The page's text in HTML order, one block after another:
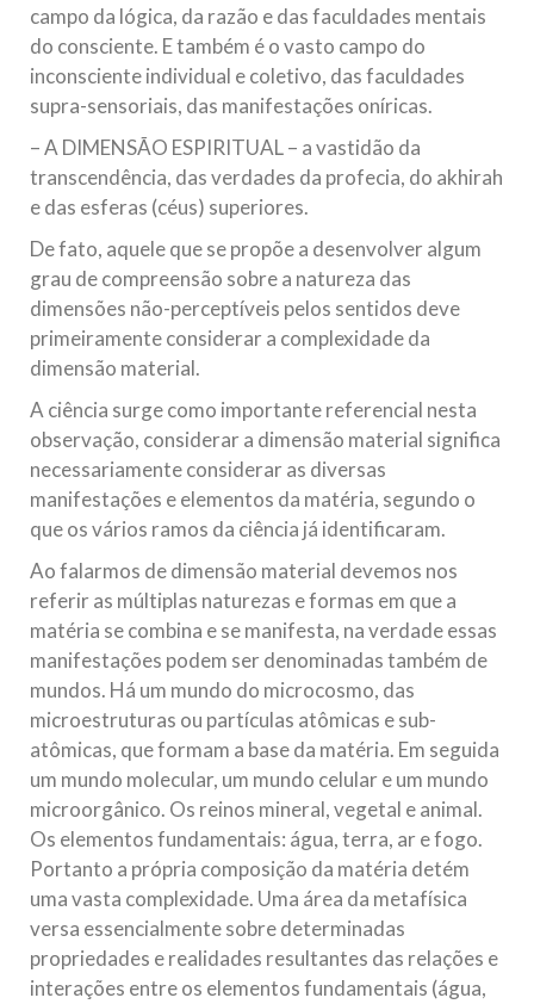
campo da lógica, da razão e das faculdades mentais
do consciente. E também é o vasto campo do
inconsciente individual e coletivo, das faculdades
supra-sensoriais, das manifestações oníricas.
– A DIMENSÃO ESPIRITUAL – a vastidão da
transcendência, das verdades da profecia, do akhirah
e das esferas (céus) superiores.
De fato, aquele que se propõe a desenvolver algum
grau de compreensão sobre a natureza das
dimensões não-perceptíveis pelos sentidos deve
primeiramente considerar a complexidade da
dimensão material.
A ciência surge como importante referencial nesta
observação, considerar a dimensão material significa
necessariamente considerar as diversas
manifestações e elementos da matéria, segundo o
que os vários ramos da ciência já identificaram.
Ao falarmos de dimensão material devemos nos
referir as múltiplas naturezas e formas em que a
matéria se combina e se manifesta, na verdade essas
manifestações podem ser denominadas também de
mundos. Há um mundo do microcosmo, das
microestruturas ou partículas atômicas e sub-
atômicas, que formam a base da matéria. Em seguida
um mundo molecular, um mundo celular e um mundo
microorgânico. Os reinos mineral, vegetal e animal.
Os elementos fundamentais: água, terra, ar e fogo.
Portanto a própria composição da matéria detém
uma vasta complexidade. Uma área da metafísica
versa essencialmente sobre determinadas
propriedades e realidades resultantes das relações e
interações entre os elementos fundamentais (água,